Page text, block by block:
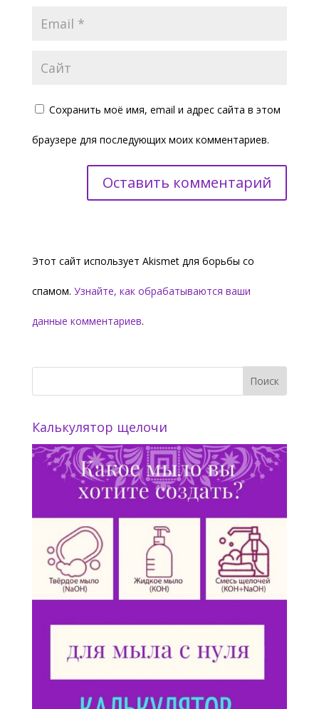
Сохранить моё имя, email и адрес сайта в этом
браузере для последующих моих комментариев.
Этот сайт использует Akismet для борьбы со
спамом. Узнайте, как обрабатываются ваши
данные комментариев.
Калькулятор щелочи